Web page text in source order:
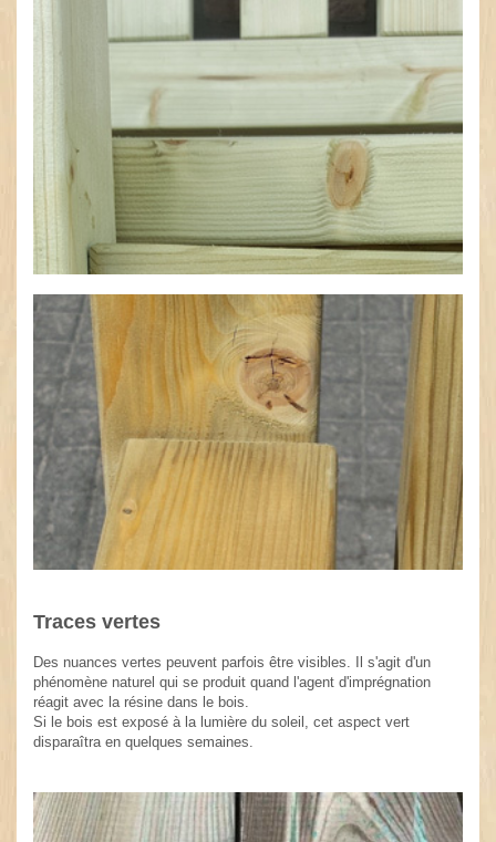
Traces vertes
Des nuances vertes peuvent parfois être visibles. Il s'agit d'un
phénomène naturel qui se produit quand l'agent d'imprégnation
réagit avec la résine dans le bois.
Si le bois est exposé à la lumière du soleil, cet aspect vert
disparaîtra en quelques semaines.